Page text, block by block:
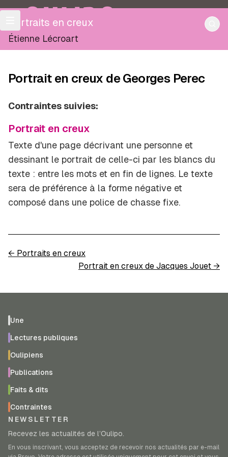
OULIPO
Portraits en creux
Étienne Lécroart
Portrait en creux de Georges Perec
Contraintes suivies:
Portrait en creux
Texte d'une page décrivant une personne et
dessinant le portrait de celle-ci par les blancs du
texte : entre les mots et en fin de lignes. Le texte
sera de préférence à la forme négative et
composé dans une police de chasse fixe.
← Portraits en creux
Portrait en creux de Jacques Jouet →
Une
Lectures publiques
Oulipiens
Publications
Faits & dits
Contraintes
NEWSLETTER
Recevez les actualités de l’Oulipo.
En vous inscrivant, vous acceptez de recevoir nos actualités par e-mail